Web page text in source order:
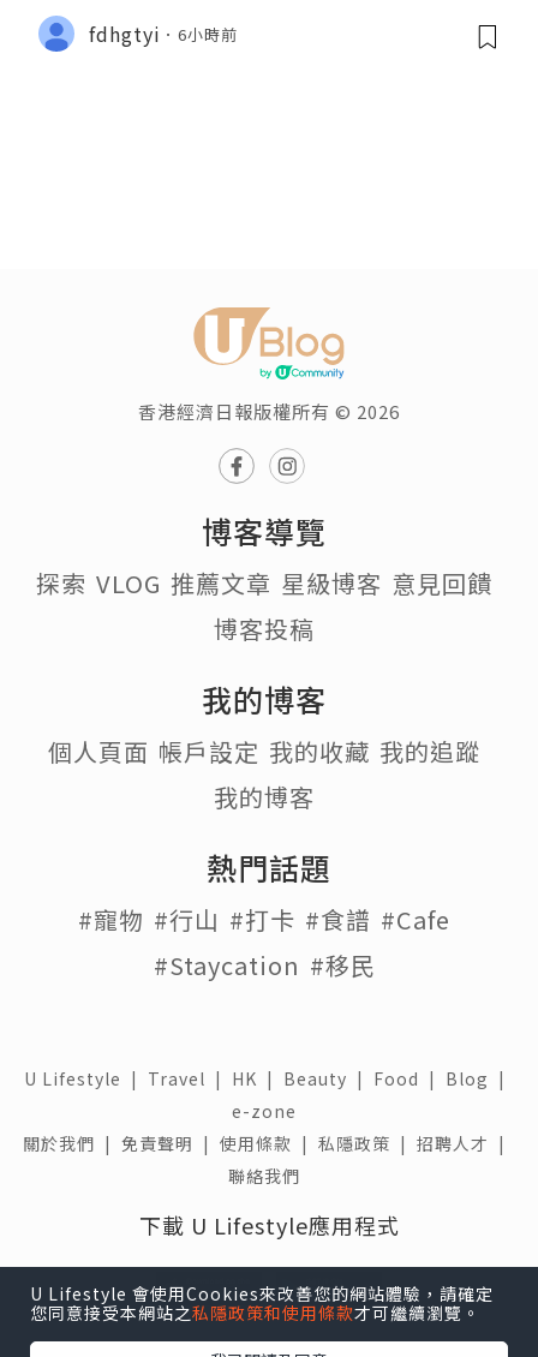
fdhgtyi 6小時前
香港經濟日報版權所有 © 2026
博客導覽
探索 VLOG 推薦文章 星級博客 意見回饋
博客投稿
我的博客
個人頁面 帳戶設定 我的收藏 我的追蹤
我的博客
熱門話題
#寵物 #行山 #打卡 #食譜 #Cafe
#Staycation #移民
U Lifestyle | Travel | HK | Beauty | Food | Blog |
e-zone
關於我們 | 免責聲明 | 使用條款 | 私隱政策 | 招聘人才 |
聯絡我們
下載 U Lifestyle應用程式
U Lifestyle 會使用Cookies來改善您的網站體驗，請確定
您同意接受本網站之私隱政策和使用條款才可繼續瀏覽。